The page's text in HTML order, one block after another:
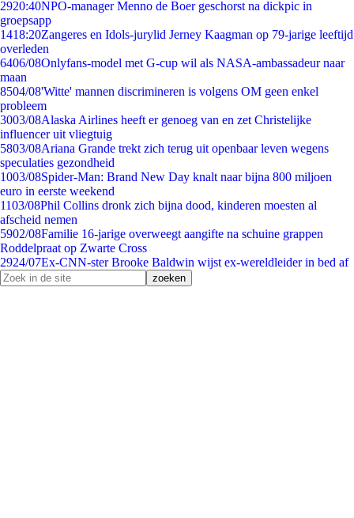
2920:40NPO-manager Menno de Boer geschorst na dickpic in
groepsapp
1418:20Zangeres en Idols-jurylid Jerney Kaagman op 79-jarige leeftijd
overleden
6406/08Onlyfans-model met G-cup wil als NASA-ambassadeur naar
maan
8504/08'Witte' mannen discrimineren is volgens OM geen enkel
probleem
3003/08Alaska Airlines heeft er genoeg van en zet Christelijke
influencer uit vliegtuig
5803/08Ariana Grande trekt zich terug uit openbaar leven wegens
speculaties gezondheid
1003/08Spider-Man: Brand New Day knalt naar bijna 800 miljoen
euro in eerste weekend
1103/08Phil Collins dronk zich bijna dood, kinderen moesten al
afscheid nemen
5902/08Familie 16-jarige overweegt aangifte na schuine grappen
Roddelpraat op Zwarte Cross
2924/07Ex-CNN-ster Brooke Baldwin wijst ex-wereldleider in bed af